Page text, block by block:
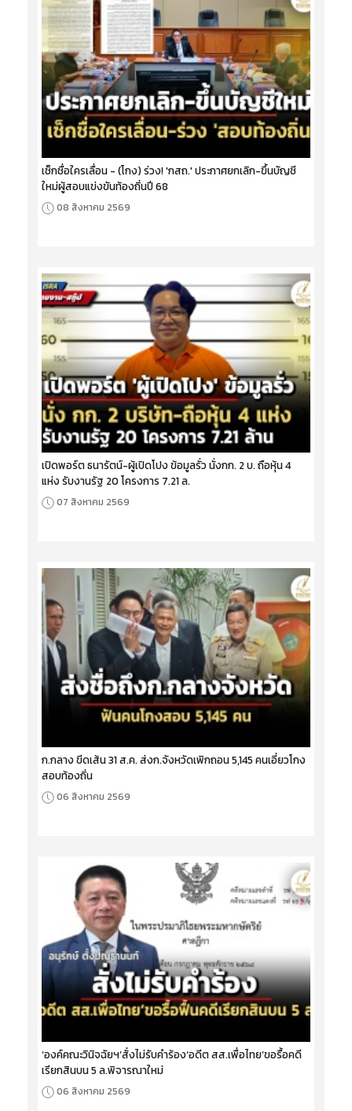
เช็กชื่อใครเลื่อน - (โกง) ร่วง! 'กสถ.' ประกาศยกเลิก-ขึ้นบัญชี
ใหม่ผู้สอบแข่งขันท้องถิ่นปี 68
08 สิงหาคม 2569
เปิดพอร์ต ธนารัตน์-ผู้เปิดโปง ข้อมูลรั่ว นั่งกก. 2 บ. ถือหุ้น 4
แห่ง รับงานรัฐ 20 โครงการ 7.21 ล.
07 สิงหาคม 2569
ก.กลาง ขีดเส้น 31 ส.ค. ส่งก.จังหวัดเพิกถอน 5,145 คนเอี่ยวโกง
สอบท้องถิ่น
06 สิงหาคม 2569
‘องค์คณะวินิจฉัยฯ’สั่งไม่รับคำร้อง‘อดีต สส.เพื่อไทย’ขอรื้อคดี
เรียกสินบน 5 ล.พิจารณาใหม่
06 สิงหาคม 2569